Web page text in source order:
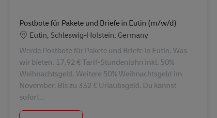
Postbote für Pakete und Briefe in Eutin (m/w/d)
Location
Eutin, Schleswig-Holstein, Germany
Werde Postbote für Pakete und Briefe in Eutin. Was
wir bieten. 17,92 € Tarif-Stundenlohn inkl. 50%
Weihnachtsgeld. Weitere 50% Weihnachtsgeld im
November. Bis zu 332 € Urlaubsgeld. Du kannst
sofort...